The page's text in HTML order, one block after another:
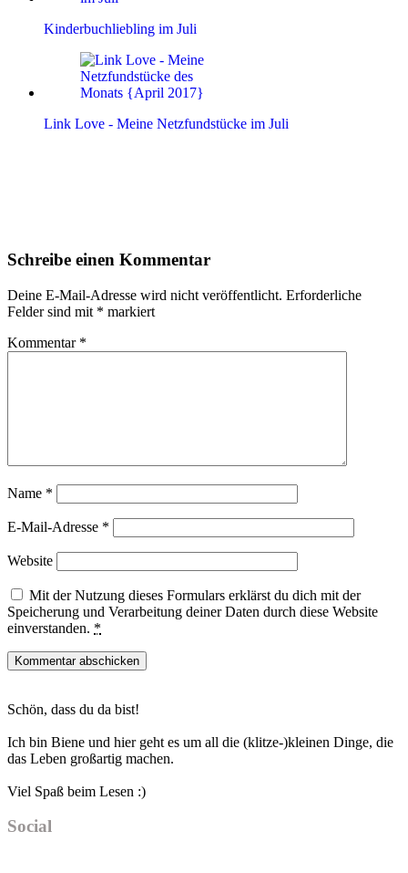
Kinderbuchliebling im Juli
Link Love - Meine Netzfundstücke im Juli
Interaktionen
Schreibe einen Kommentar
Deine E-Mail-Adresse wird nicht veröffentlicht. Erforderliche
Felder sind mit * markiert
Kommentar *
Name *
E-Mail-Adresse *
Website
Mit der Nutzung dieses Formulars erklärst du dich mit der
Speicherung und Verarbeitung deiner Daten durch diese Website
einverstanden. *
Sidebar
Schön, dass du da bist!
Ich bin Biene und hier geht es um all die (klitze-)kleinen Dinge, die
das Leben großartig machen.
Viel Spaß beim Lesen :)
Social